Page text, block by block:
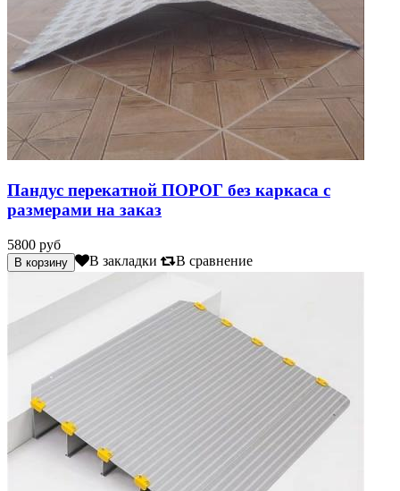
Пандус перекатной ПОРОГ без каркаса с
размерами на заказ
5800 руб
В закладки В сравнение